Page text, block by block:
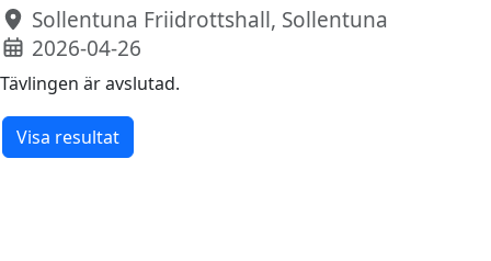
Sollentuna Friidrottshall, Sollentuna
2026-04-26
Tävlingen är avslutad.
Visa resultat